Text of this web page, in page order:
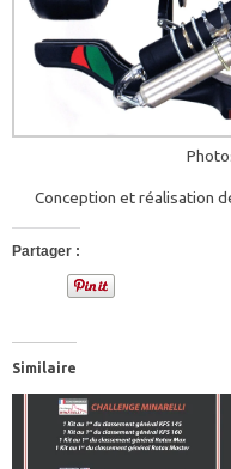
Conception et réalisation
Partager :
Similaire